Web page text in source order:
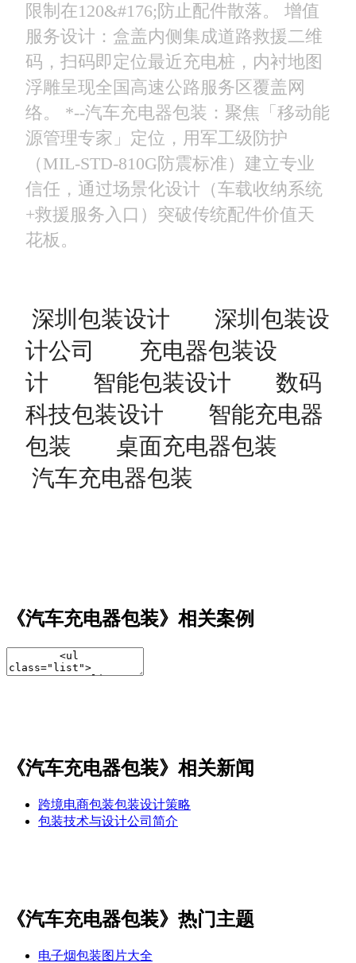
限制在120&#176;防止配件散落。 增值
服务设计：盒盖内侧集成道路救援二维
码，扫码即定位最近充电桩，内衬地图
浮雕呈现全国高速公路服务区覆盖网
络。 *--​汽车充电器包装：聚焦「移动能
源管理专家」定位，用军工级防护
（MIL-STD-810G防震标准）建立专业
信任，通过场景化设计（车载收纳系统
+救援服务入口）突破传统配件价值天
花板。
深圳包装设计
深圳包装设
计公司
充电器包装设
计
智能包装设计
数码
科技包装设计
智能充电器
包装
桌面充电器包装
汽车充电器包装
《汽车充电器包装》相关案例
《汽车充电器包装》相关新闻
跨境电商包装包装设计策略
包装技术与设计公司简介
《汽车充电器包装》热门主题
电子烟包装图片大全